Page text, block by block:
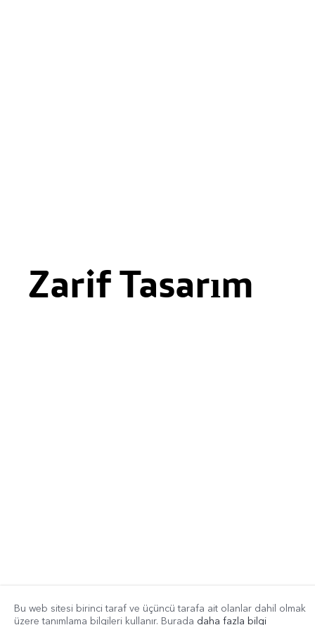
Zarif Tasarım
Bu web sitesi birinci taraf ve üçüncü tarafa ait olanlar dahil olmak
üzere tanımlama bilgileri kullanır. Burada daha fazla bilgi